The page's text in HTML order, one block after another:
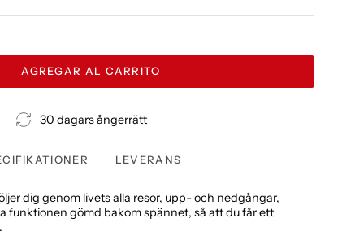
AGREGAR AL CARRITO
30 dagars ångerrätt
LEVERANS
dig genom livets alla resor, upp- och nedgångar,
funktionen gömd bakom spännet, så att du får ett